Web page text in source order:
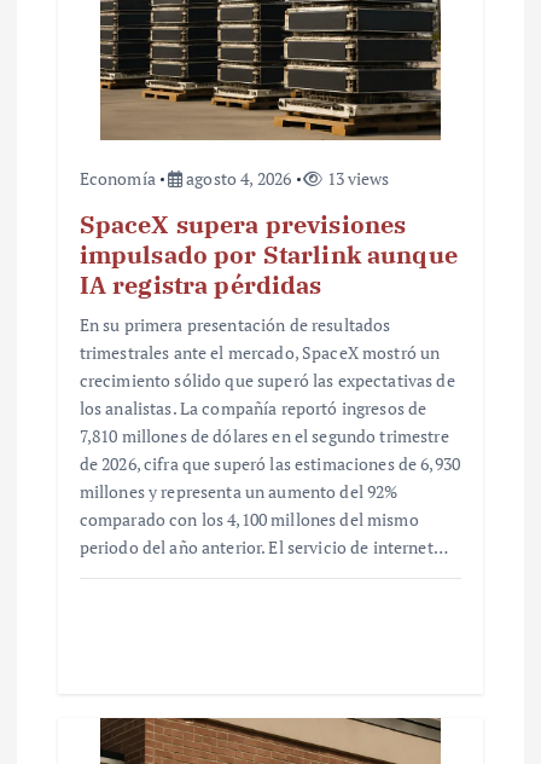
Economía agosto 4, 2026 13 views
SpaceX supera previsiones
impulsado por Starlink aunque
IA registra pérdidas
En su primera presentación de resultados
trimestrales ante el mercado, SpaceX mostró un
crecimiento sólido que superó las expectativas de
los analistas. La compañía reportó ingresos de
7,810 millones de dólares en el segundo trimestre
de 2026, cifra que superó las estimaciones de 6,930
millones y representa un aumento del 92%
comparado con los 4,100 millones del mismo
periodo del año anterior. El servicio de internet…